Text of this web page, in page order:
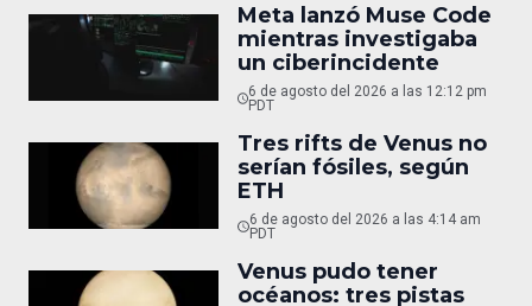
Meta lanzó Muse Code
mientras investigaba
un ciberincidente
6 de agosto del 2026 a las 12:12 pm
PDT
Tres rifts de Venus no
serían fósiles, según
ETH
6 de agosto del 2026 a las 4:14 am
PDT
Venus pudo tener
océanos: tres pistas